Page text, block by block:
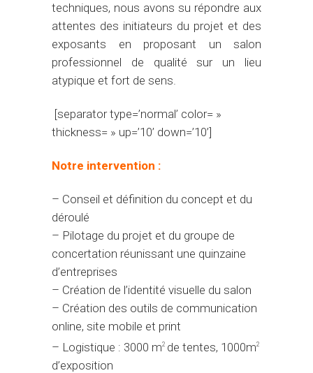
techniques, nous avons su répondre aux
attentes des initiateurs du projet et des
exposants en proposant un salon
professionnel de qualité sur un lieu
atypique et fort de sens.
[separator type=’normal’ color= »
thickness= » up=’10’ down=’10’]
Notre intervention :
– Conseil et définition du concept et du
déroulé
– Pilotage du projet et du groupe de
concertation réunissant une quinzaine
d’entreprises
– Création de l’identité visuelle du salon
– Création des outils de communication
online, site mobile et print
– Logistique : 3000 m2 de tentes, 1000m2
d’exposition